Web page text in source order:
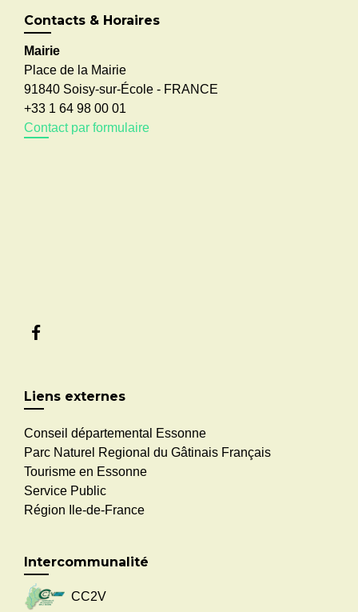
Contacts & Horaires
Mairie
Place de la Mairie
91840 Soisy-sur-École - FRANCE
+33 1 64 98 00 01
Contact par formulaire
Liens externes
Conseil départemental Essonne
Parc Naturel Regional du Gâtinais Français
Tourisme en Essonne
Service Public
Région Ile-de-France
Intercommunalité
CC2V